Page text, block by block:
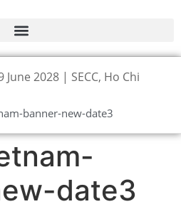
June 2028 | SECC, Ho Chi
banner-new-date3
date3